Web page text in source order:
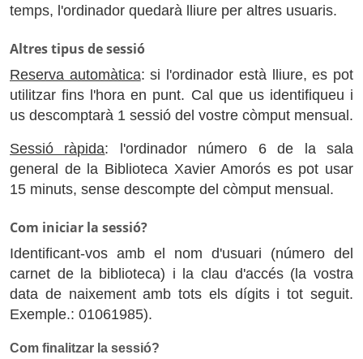
temps, l'ordinador quedarà lliure per altres usuaris.
Altres tipus de sessió
Reserva automàtica: si l'ordinador està lliure, es pot
utilitzar fins l'hora en punt. Cal que us identifiqueu i
us descomptarà 1 sessió del vostre còmput mensual.
Sessió ràpida: l'ordinador número 6 de la sala
general de la Biblioteca Xavier Amorós es pot usar
15 minuts, sense descompte del còmput mensual.
Com iniciar la sessió?
Identificant-vos amb el nom d'usuari (número del
carnet de la biblioteca) i la clau d'accés (la vostra
data de naixement amb tots els dígits i tot seguit.
Exemple.: 01061985).
Com finalitzar la sessió?